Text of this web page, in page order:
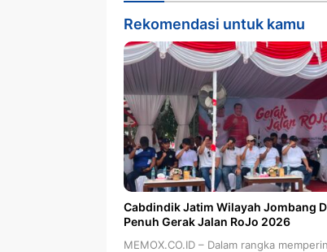
Rekomendasi untuk kamu
Cabdindik Jatim Wilayah Jombang
Penuh Gerak Jalan RoJo 2026
MEMOX.CO.ID – Dalam rangka